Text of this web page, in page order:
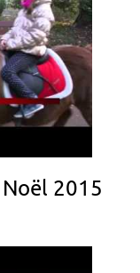
2015